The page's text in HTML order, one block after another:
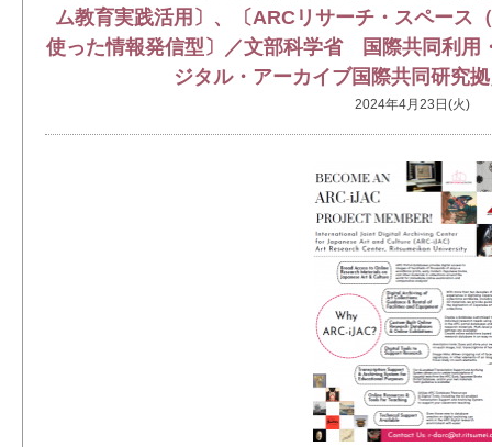
ム教育実践活用〕、〔ARCリサーチ・スペース
使った情報発信型〕／文部科学省 国際共同利用
ジタル・アーカイブ国際共同研究
2024年4月23日(火)